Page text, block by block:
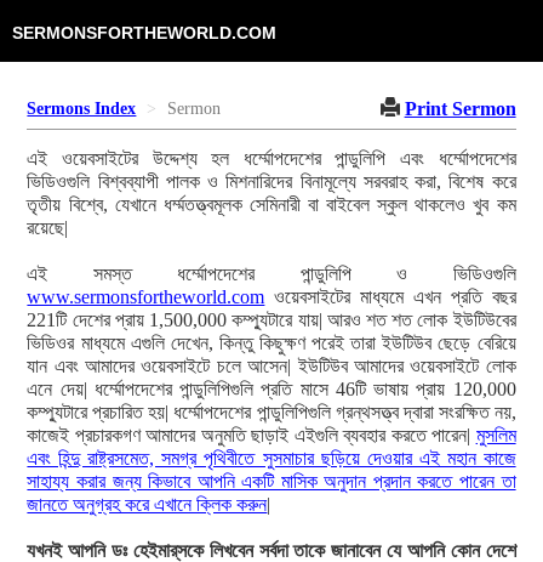
SERMONSFORTHEWORLD.COM
Sermons Index Sermon Print Sermon
এই ওয়েবসাইটের উদ্দেশ্য হল ধর্ম্মোপদেশের পান্ডুলিপি এবং ধর্ম্মোপদেশের
ভিডিওগুলি বিশ্বব্যাপী পালক ও মিশনারিদের বিনামূল্যে সরবরাহ করা, বিশেষ করে
তৃতীয় বিশ্বে, যেখানে ধর্ম্মতত্ত্বমূলক সেমিনারী বা বাইবেল স্কুল থাকলেও খুব কম
রয়েছে|
এই সমস্ত ধর্ম্মোপদেশের পান্ডুলিপি ও ভিডিওগুলি
www.sermonsfortheworld.com ওয়েবসাইটের মাধ্যমে এখন প্রতি বছর
221টি দেশের প্রায় 1,500,000 কম্প্যুটারে যায়| আরও শত শত লোক ইউটিউবের
ভিডিওর মাধ্যমে এগুলি দেখেন, কিন্তু কিছুক্ষণ পরেই তারা ইউটিউব ছেড়ে বেরিয়ে
যান এবং আমাদের ওয়েবসাইটে চলে আসেন| ইউটিউব আমাদের ওয়েবসাইটে লোক
এনে দেয়| ধর্ম্মোপদেশের পান্ডুলিপিগুলি প্রতি মাসে 46টি ভাষায় প্রায় 120,000
কম্প্যুটারে প্রচারিত হয়| ধর্ম্মোপদেশের পান্ডুলিপিগুলি গ্রন্থসত্ত্ব দ্বারা সংরক্ষিত নয়,
কাজেই প্রচারকগণ আমাদের অনুমতি ছাড়াই এইগুলি ব্যবহার করতে পারেন| মুসলিম
এবং হিন্দু রাষ্ট্রসমেত, সমগ্র পৃথিবীতে সুসমাচার ছড়িয়ে দেওয়ার এই মহান কাজে
সাহায্য করার জন্য কিভাবে আপনি একটি মাসিক অনুদান প্রদান করতে পারেন তা
জানতে অনুগ্রহ করে এখানে ক্লিক করুন|
যখনই আপনি ডঃ হেইমার্‌সকে লিখবেন সর্বদা তাকে জানাবেন যে আপনি কোন দেশে